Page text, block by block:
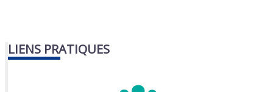
LIENS PRATIQUES